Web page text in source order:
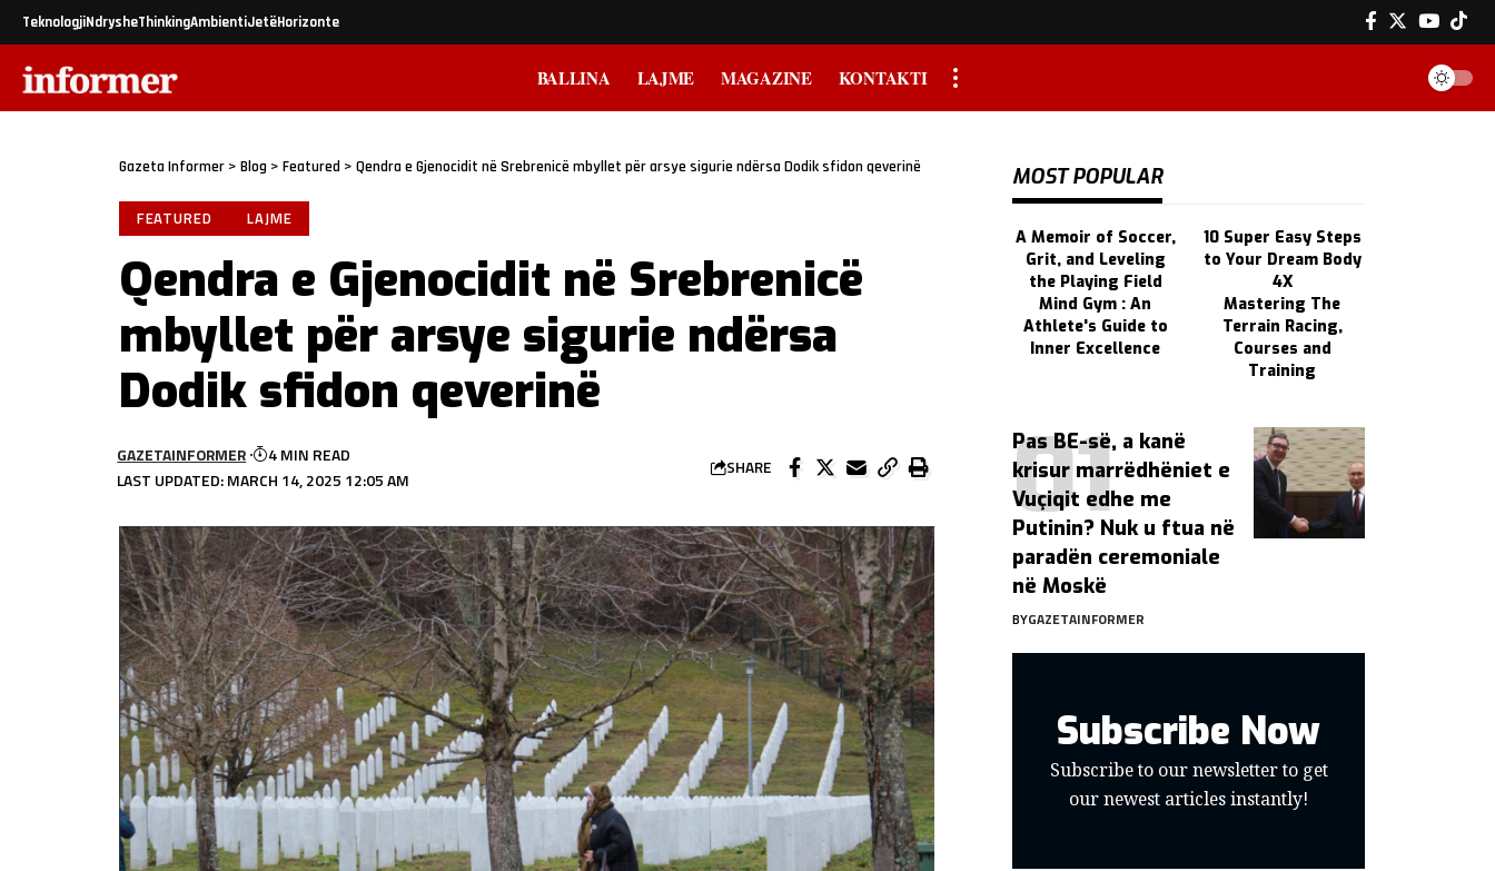
TeknologjiNdrysheThinkingAmbientiJetëHorizonte
BALLINA LAJME MAGAZINE KONTAKTI
Gazeta Informer > Blog > Featured > Qendra e Gjenocidit në Srebrenicë mbyllet për arsye sigurie ndërsa Dodik sfidon qeverinë
FEATURED LAJME
Qendra e Gjenocidit në Srebrenicë
mbyllet për arsye sigurie ndërsa
Dodik sfidon qeverinë
LAST UPDATED: MARCH 14, 2025 12:05 AM
GAZETAINFORMER 4 MIN READ
SHARE
MOST POPULAR
A Memoir of Soccer,
Grit, and Leveling
the Playing Field
10 Super Easy Steps
to Your Dream Body
4X
Mind Gym : An
Athlete's Guide to
Inner Excellence
Mastering The
Terrain Racing,
Courses and
Training
Pas BE-së, a kanë
krisur marrëdhëniet e
Vuçiqit edhe me
Putinin? Nuk u ftua në
paradën ceremoniale
në Moskë
BYGAZETAINFORMER
Subscribe Now
Subscribe to our newsletter to get
our newest articles instantly!